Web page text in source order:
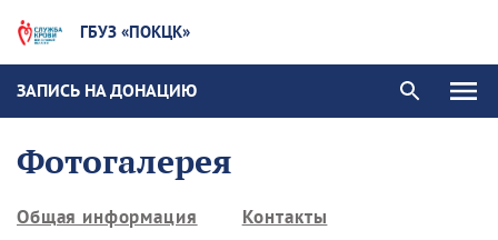
ГБУЗ «ПОКЦК»
ЗАПИСЬ НА ДОНАЦИЮ
Фотогалерея
Общая информация
Контакты